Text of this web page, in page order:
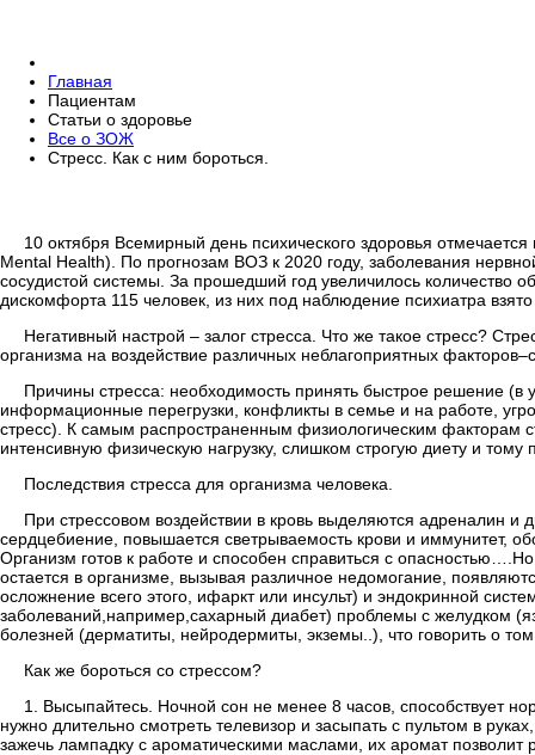
Главная
Пациентам
Статьи о здоровье
Все о ЗОЖ
Стресс. Как с ним бороться.
10 октября Всемирный день психического здоровья
Mental Health). По прогнозам ВОЗ к 2020 году, заболевания
сосудистой системы. За прошедший год увеличилось количество
дискомфорта 115 человек, из них под наблюдение психиатра
Негативный настрой – залог стресса. Что же такое стресс?
организма на воздействие различных неблагоприятных
Причины стресса: необходимость принять быстрое решение (в
информационные перегрузки, конфликты в семье и на работе,
стресс). К самым распространенным физиологическим факторам
интенсивную физическую нагрузку, слишком строгую диету и тому
Последствия стресса для организма человека.
При стрессовом воздействии в кровь выделяются адреналин и
сердцебиение, повышается светрываемость крови и иммунитет,
Организм готов к работе и способен справиться с
остается в организме, вызывая различное недомогание,
осложнение всего этого, ифаркт или инсульт) и эндокринной
заболеваний,например,сахарный диабет) проблемы с желудком
болезней (дерматиты, нейродермиты, экземы..), что говорить о
Как же бороться со стрессом?
1. Высыпайтесь. Ночной сон не менее 8 часов, способствует
нужно длительно смотреть телевизор и засыпать с пультом в
зажечь лампадку с ароматическими маслами, их аромат позволит